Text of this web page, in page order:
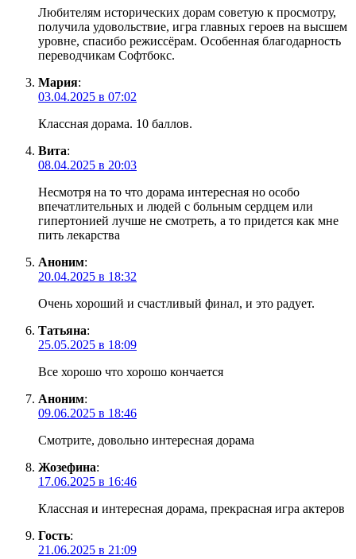
Любителям исторических дорам советую к просмотру,
получила удовольствие, игра главных героев на высшем
уровне, спасибо режиссёрам. Особенная благодарность
переводчикам Софтбокс.
Мария:
03.04.2025 в 07:02
Классная дорама. 10 баллов.
Вита:
08.04.2025 в 20:03
Несмотря на то что дорама интересная но особо
впечатлительных и людей с больным сердцем или
гипертонией лучше не смотреть, а то придется как мне
пить лекарства
Аноним:
20.04.2025 в 18:32
Очень хороший и счастливый финал, и это радует.
Татьяна:
25.05.2025 в 18:09
Все хорошо что хорошо кончается
Аноним:
09.06.2025 в 18:46
Смотрите, довольно интересная дорама
Жозефина:
17.06.2025 в 16:46
Классная и интересная дорама, прекрасная игра актеров
Гость:
21.06.2025 в 21:09